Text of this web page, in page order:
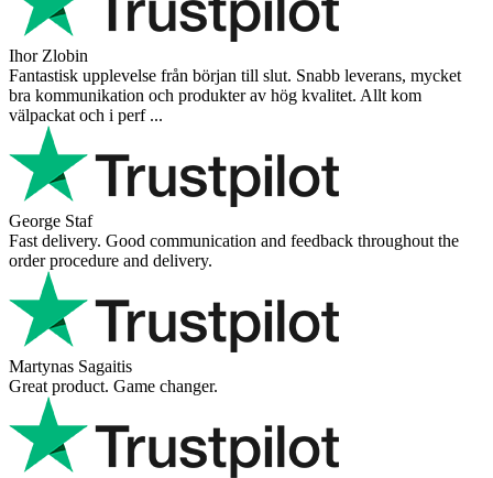
Ihor Zlobin
Fantastisk upplevelse från början till slut. Snabb leverans, mycket
bra kommunikation och produkter av hög kvalitet. Allt kom
välpackat och i perf ...
George Staf
Fast delivery. Good communication and feedback throughout the
order procedure and delivery.
Martynas Sagaitis
Great product. Game changer.